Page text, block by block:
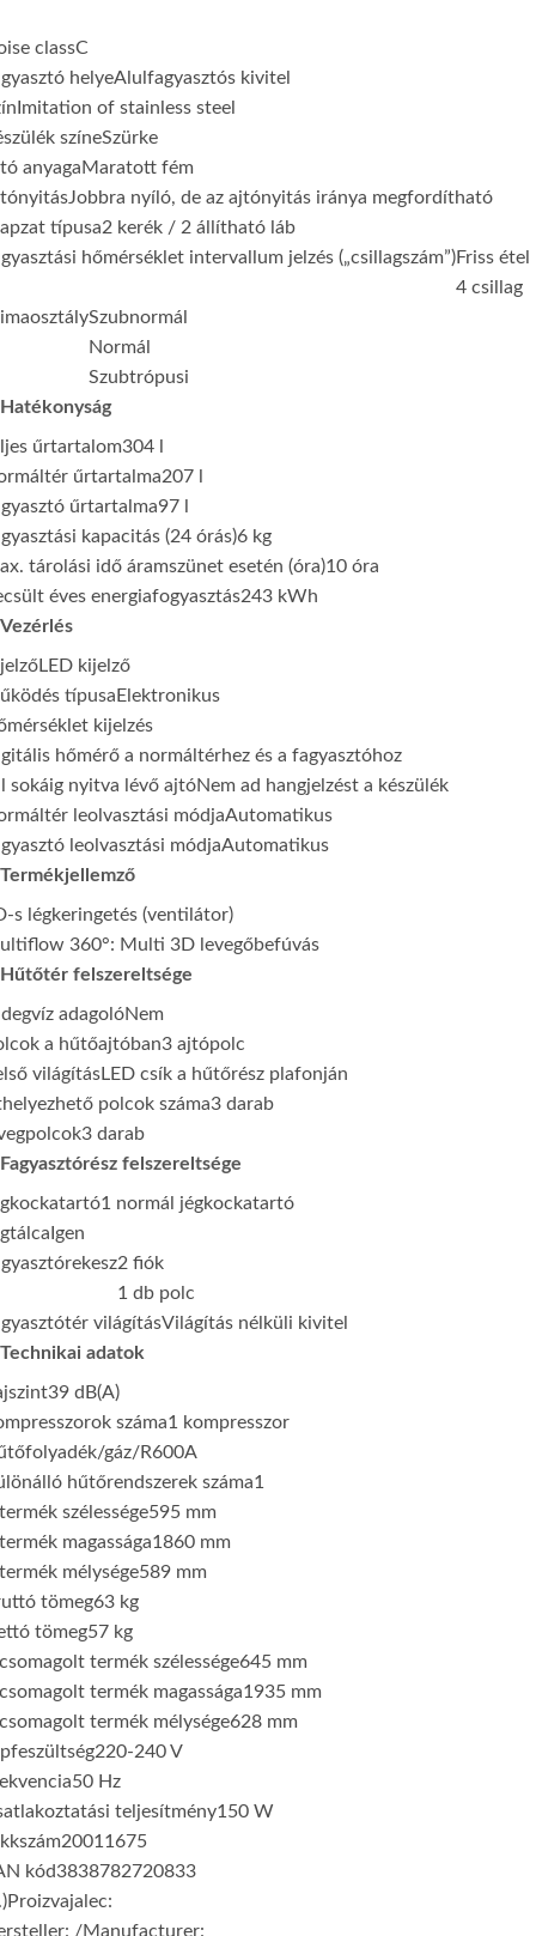
classC
helyeAlulfagyasztós kivitel
Imitation of stainless steel
színeSzürke
anyagaMaratott fém
Jobbra nyíló, de az ajtónyitás iránya megfordítható
típusa2 kerék / 2 állítható láb
hőmérséklet intervallum jelzés („csillagszám”)Friss étel
4 csillag
Szubnormál
Normál
Szubtrópusi
Hatékonyság
űrtartalom304 l
űrtartalma207 l
űrtartalma97 l
kapacitás (24 órás)6 kg
tárolási idő áramszünet esetén (óra)10 óra
éves energiafogyasztás243 kWh
Vezérlés
LED kijelző
típusa Elektronikus
kijelzés
hőmérő a normáltérhez és a fagyasztóhoz
sokáig nyitva lévő ajtóNem ad hangjelzést a készülék
leolvasztási módjaAutomatikus
leolvasztási módjaAutomatikus
Termékjellemző
s légkeringetés (ventilátor)
360°: Multi 3D levegőbefúvás
Hűtőtér felszereltsége
adagolóNem
a hűtőajtóban3 ajtópolc
világításLED csík a hűtőrész plafonján
polcok száma3 darab
3 darab
Fagyasztórész felszereltsége
1 normál jégkockatartó
Igen
2 fiók
1 db polc
világításVilágítás nélküli kivitel
Technikai adatok
39 dB(A)
száma1 kompresszor
gáz/R600A
hűtőrendszerek száma1
szélessége595 mm
magassága1860 mm
mélysége589 mm
tömeg63 kg
tömeg57 kg
termék szélessége645 mm
termék magassága1935 mm
termék mélysége628 mm
220-240 V
50 Hz
teljesítmény150 W
20011675
kód3838782720833
/Manufacturer: